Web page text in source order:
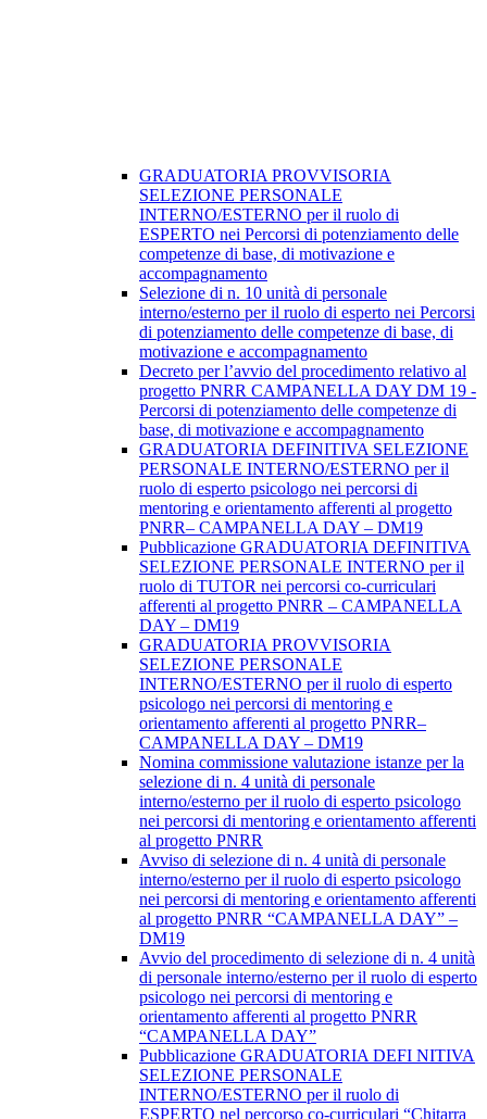
GRADUATORIA PROVVISORIA
SELEZIONE PERSONALE
INTERNO/ESTERNO per il ruolo di
ESPERTO nei Percorsi di potenziamento delle
competenze di base, di motivazione e
accompagnamento
Selezione di n. 10 unità di personale
interno/esterno per il ruolo di esperto nei Percorsi
di potenziamento delle competenze di base, di
motivazione e accompagnamento
Decreto per l’avvio del procedimento relativo al
progetto PNRR CAMPANELLA DAY DM 19 -
Percorsi di potenziamento delle competenze di
base, di motivazione e accompagnamento
GRADUATORIA DEFINITIVA SELEZIONE
PERSONALE INTERNO/ESTERNO per il
ruolo di esperto psicologo nei percorsi di
mentoring e orientamento afferenti al progetto
PNRR– CAMPANELLA DAY – DM19
Pubblicazione GRADUATORIA DEFINITIVA
SELEZIONE PERSONALE INTERNO per il
ruolo di TUTOR nei percorsi co-curriculari
afferenti al progetto PNRR – CAMPANELLA
DAY – DM19
GRADUATORIA PROVVISORIA
SELEZIONE PERSONALE
INTERNO/ESTERNO per il ruolo di esperto
psicologo nei percorsi di mentoring e
orientamento afferenti al progetto PNRR–
CAMPANELLA DAY – DM19
Nomina commissione valutazione istanze per la
selezione di n. 4 unità di personale
interno/esterno per il ruolo di esperto psicologo
nei percorsi di mentoring e orientamento afferenti
al progetto PNRR
Avviso di selezione di n. 4 unità di personale
interno/esterno per il ruolo di esperto psicologo
nei percorsi di mentoring e orientamento afferenti
al progetto PNRR “CAMPANELLA DAY” –
DM19
Avvio del procedimento di selezione di n. 4 unità
di personale interno/esterno per il ruolo di esperto
psicologo nei percorsi di mentoring e
orientamento afferenti al progetto PNRR
“CAMPANELLA DAY”
Pubblicazione GRADUATORIA DEFI NITIVA
SELEZIONE PERSONALE
INTERNO/ESTERNO per il ruolo di
ESPERTO nel percorso co-curriculari “Chitarra